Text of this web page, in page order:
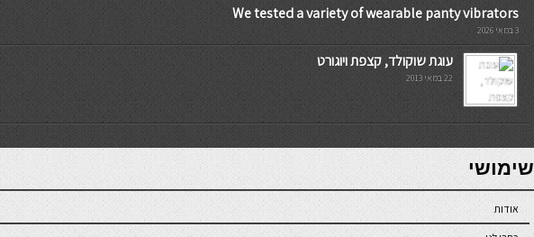
We tested a variety of wearable panty vibrators
3 במאי 2026
עוגת שוקולד, קצפת ויוגורט
22 במאי 2013
7slots
seriöse online casinos österreich
שימושי
אודות